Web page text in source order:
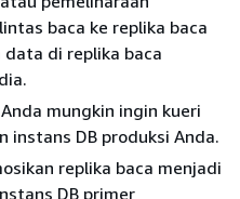
baca ke replika baca
di replika baca
mungkin ingin kueri
instans DB produksi Anda.
replika baca menjadi
DB primer